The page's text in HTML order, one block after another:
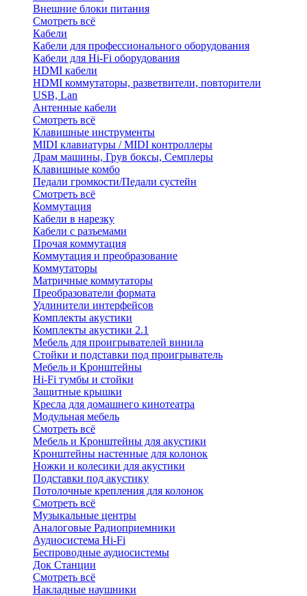
Внешние блоки питания
Смотреть всё
Кабели
Кабели для профессионального оборудования
Кабели для Hi-Fi оборудования
HDMI кабели
HDMI коммутаторы, разветвители, повторители
USB, Lan
Антенные кабели
Смотреть всё
Клавишные инструменты
MIDI клавиатуры / MIDI контроллеры
Драм машины, Грув боксы, Семплеры
Клавишные комбо
Педали громкости/Педали сустейн
Смотреть всё
Коммутация
Кабели в нарезку
Кабели с разъемами
Прочая коммутация
Коммутация и преобразование
Коммутаторы
Матричные коммутаторы
Преобразователи формата
Удлинители интерфейсов
Комплекты акустики
Комплекты акустики 2.1
Мебель для проигрывателей винила
Стойки и подставки под проигрыватель
Мебель и Кронштейны
Hi-Fi тумбы и стойки
Защитные крышки
Кресла для домашнего кинотеатра
Модульная мебель
Смотреть всё
Мебель и Кронштейны для акустики
Кронштейны настенные для колонок
Ножки и колесики для акустики
Подставки под акустику
Потолочные крепления для колонок
Смотреть всё
Музыкальные центры
Аналоговые Радиоприемники
Аудиосистема Hi-Fi
Беспроводные аудиосистемы
Док Станции
Смотреть всё
Накладные наушники